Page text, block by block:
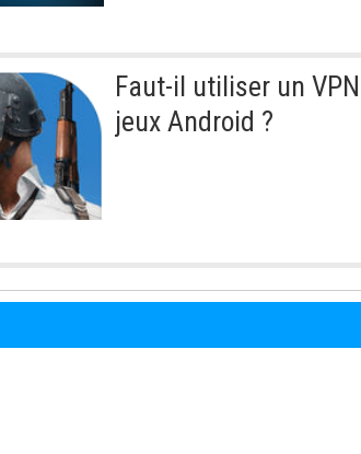
Faut-il utiliser un
jeux Android ?